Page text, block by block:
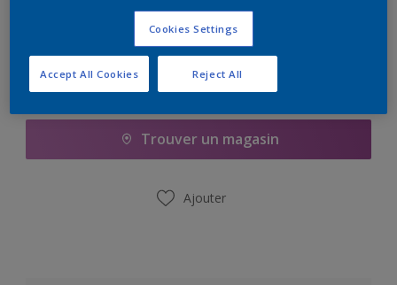
Ajouter à la liste d’achats
Trouver un magasin
Ajouter
Cookies Settings
Reject All
Accept All Cookies